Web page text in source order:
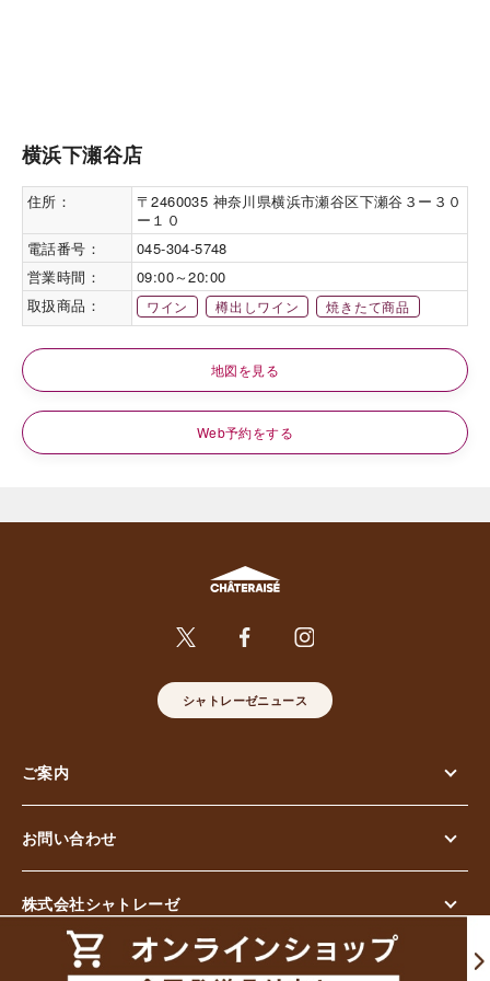
横浜下瀬谷店
住所：
〒2460035 神奈川県横浜市瀬谷区下瀬谷３ー３０
ー１０
電話番号：
045-304-5748
営業時間：
09:00～20:00
取扱商品：
ワイン 樽出しワイン 焼きたて商品
地図を見る
Web予約をする
シャトレーゼニュース
ご案内
お問い合わせ
株式会社シャトレーゼ
© Chateraise Co.,Ltd. All Rights Reserved.